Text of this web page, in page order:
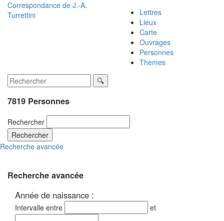
Correspondance de J.-A.
Turrettini
Lettres
Lieux
Carte
Ouvrages
Personnes
Thèmes
7819 Personnes
Rechercher
Rechercher
Recherche avancée
Recherche avancée
Année de naissance :
Intervalle entre et